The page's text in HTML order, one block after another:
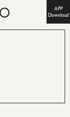
APP
Download